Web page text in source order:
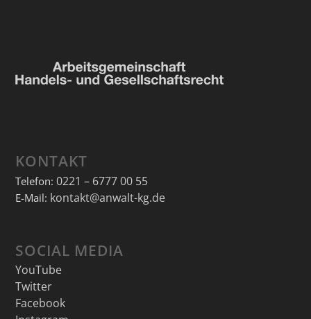
KONTAKT
Telefon: 0221 – 6777 00 55
E-Mail: kontakt@anwalt-kg.de
SOCIAL MEDIA
YouTube
Twitter
Facebook